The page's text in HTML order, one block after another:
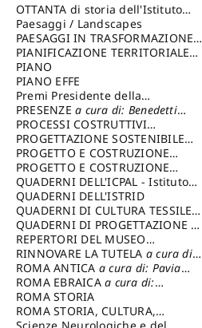
Francesco
OTTANTA di storia dell'Istituto
storia dell’Istitutoa cura di:
Cavalieri Patrizia
Paesaggi / Landscapes
PAESAGGI IN TRASFORMAZIONEa
cura di: Corti Enrico A.
PIANIFICAZIONE TERRITORIALE
URBANISTICA ED AMBIENTALE
cura di: Costa Enrico
PIANO
PIANO EFFE
Premi Presidente della
Repubblica
PRESENZEa cura di: Benedetti
Sandro
PROCESSI COSTRUTTIVI
DELL'ARCHITETTURAa cura di:
Ippoliti Alessandro
PROGETTAZIONE SOSTENIBILE
PARTECIPATA
PROGETTO E COSTRUZIONE
DELL’ARCHITETTURA
PROGETTO E COSTRUZIONE
SOSTENIBILE
QUADERNI DELL'ICPAL - Istituto
centrale per il restauro e la
conservazione del patrimonio
archivistico e librario
QUADERNI DELL'ISTRID
QUADERNI DI CULTURA TESSILEa
cura di: Crispolti Livia
QUADERNI DI PROGETTAZIONE a
cura di: Giura Longo Tommaso
REPERTORI DEL MUSEO
CENTRALE DEL RISORGIMENTOa
cura di: Pizzo Marco
RINNOVARE LA TUTELA a cura di:
Cicalò Enrico
ROMA ANTICA a cura di: Pavia
Carlo
ROMA EBRAICAa cura di:
Procaccia Claudio
ROMA STORIA
ROMA STORIA, CULTURA,